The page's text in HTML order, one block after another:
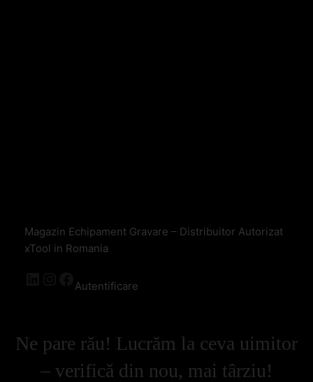
Magazin Echipament Gravare – Distribuitor Autorizat
xTool in Romania
Autentificare
Ne pare rău! Lucrăm la ceva uimitor
– verifică din nou, mai târziu!